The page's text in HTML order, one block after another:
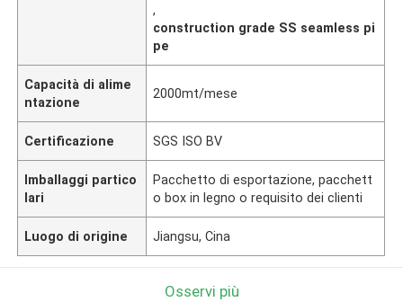
,
construction grade SS seamless pi
pe
Capacità di alime
ntazione
2000mt/mese
Certificazione SGS ISO BV
Imballaggi partico
lari
Pacchetto di esportazione, pacchett
o box in legno o requisito dei clienti
Luogo di origine Jiangsu, Cina
Osservi più